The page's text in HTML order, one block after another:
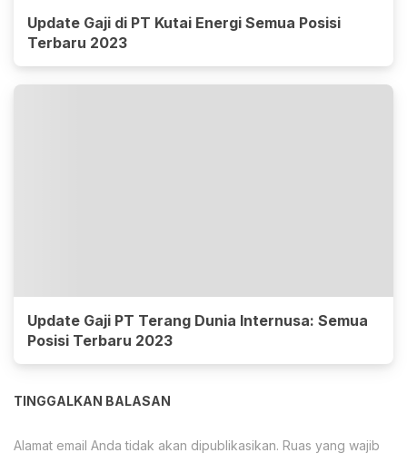
Update Gaji di PT Kutai Energi Semua Posisi
Terbaru 2023
Update Gaji PT Terang Dunia Internusa: Semua
Posisi Terbaru 2023
TINGGALKAN BALASAN
Alamat email Anda tidak akan dipublikasikan. Ruas yang wajib